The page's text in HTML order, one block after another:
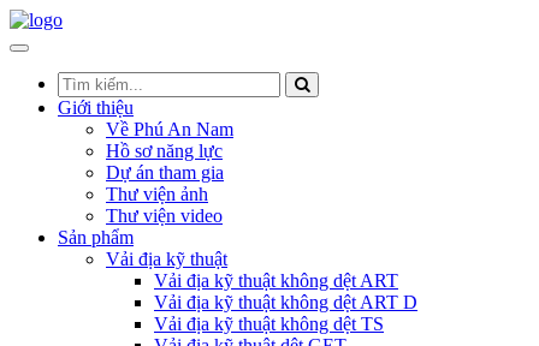
Giới thiệu
Về Phú An Nam
Hồ sơ năng lực
Dự án tham gia
Thư viện ảnh
Thư viện video
Sản phẩm
Vải địa kỹ thuật
Vải địa kỹ thuật không dệt ART
Vải địa kỹ thuật không dệt ART D
Vải địa kỹ thuật không dệt TS